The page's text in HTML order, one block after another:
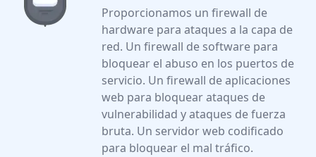
Proporcionamos un firewall de
hardware para ataques a la capa de
red. Un firewall de software para
bloquear el abuso en los puertos de
servicio. Un firewall de aplicaciones
web para bloquear ataques de
vulnerabilidad y ataques de fuerza
bruta. Un servidor web codificado
para bloquear el mal tráfico.